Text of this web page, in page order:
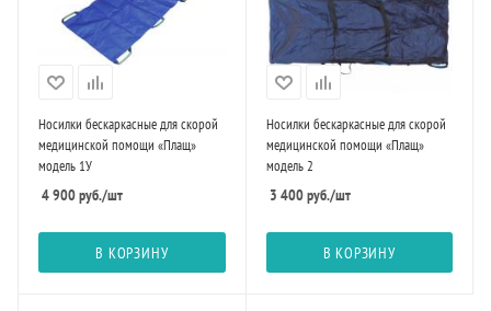
Носилки бескаркасные для скорой
медицинской помощи «Плащ»
модель 1У
4 900руб./шт
В КОРЗИНУ
Носилки бескаркасные для скорой
медицинской помощи «Плащ»
модель 2
3 400руб./шт
В КОРЗИНУ